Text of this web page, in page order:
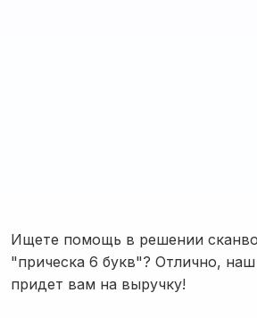
Ищете помощь в решении
"прическа 6 букв"? Отлично,
придет вам на выручку!